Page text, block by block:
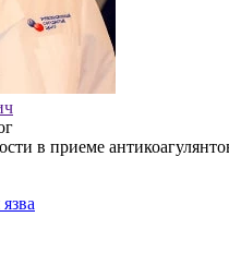
в приеме